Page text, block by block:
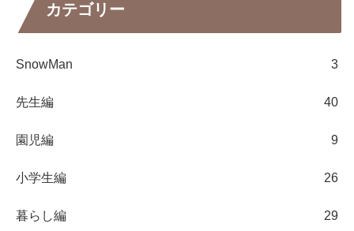
カテゴリー
SnowMan 3
先生編 40
園児編 9
小学生編 26
暮らし編 29